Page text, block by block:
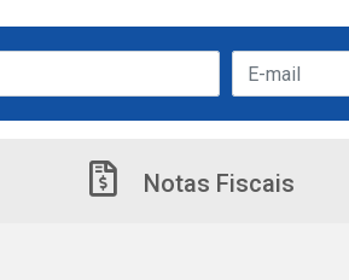
Notas Fiscais